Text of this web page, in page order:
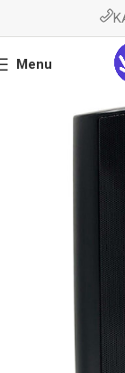
Menu